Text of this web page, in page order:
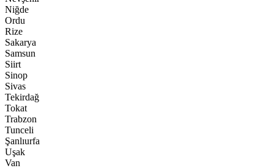
Niğde
Ordu
Rize
Sakarya
Samsun
Siirt
Sinop
Sivas
Tekirdağ
Tokat
Trabzon
Tunceli
Şanlıurfa
Uşak
Van